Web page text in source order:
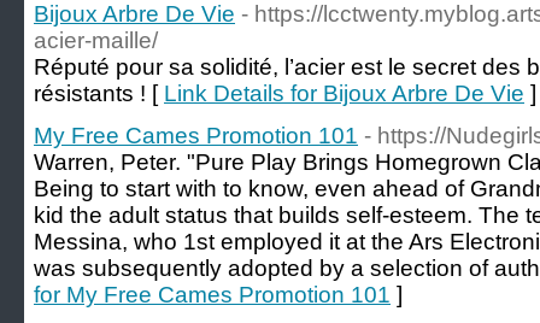
Bijoux Arbre De Vie - https://
acier-maille/
Réputé pour sa solidité, l’acier est le secret des
résistants ! [ Link Details for Bijoux Arbre De Vie ]
My Free Cames Promotion 101 - https://
Warren, Peter. "Pure Play Brings Homegrown
Being to start with to know, even ahead of
kid the adult status that builds self-esteem. The
Messina, who 1st employed it at the Ars
was subsequently adopted by a selection of
for My Free Cames Promotion 101 ]